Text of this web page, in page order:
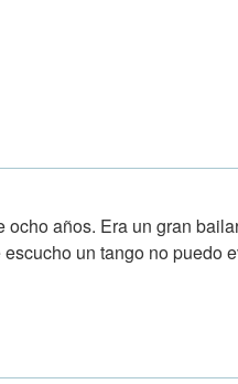
ocho años. Era un gran
un tango no puedo